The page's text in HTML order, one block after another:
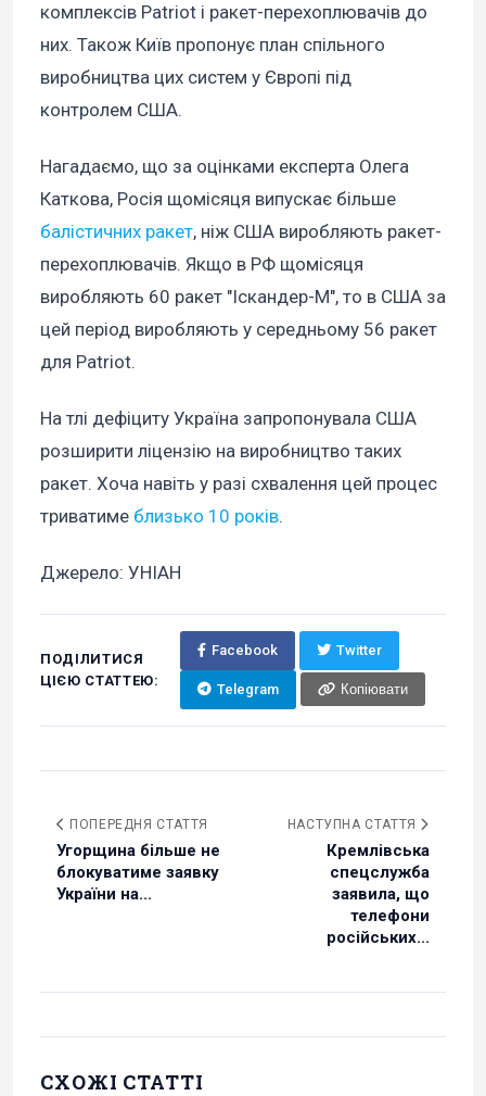
комплексів Patriot і ракет-перехоплювачів до
них. Також Київ пропонує план спільного
виробництва цих систем у Європі під
контролем США.
Нагадаємо, що за оцінками експерта Олега
Каткова, Росія щомісяця випускає більше
балістичних ракет, ніж США виробляють ракет-
перехоплювачів. Якщо в РФ щомісяця
виробляють 60 ракет "Іскандер-М", то в США за
цей період виробляють у середньому 56 ракет
для Patriot.
На тлі дефіциту Україна запропонувала США
розширити ліцензію на виробництво таких
ракет. Хоча навіть у разі схвалення цей процес
триватиме близько 10 років.
Джерело: УНІАН
ПОДІЛИТИСЯ
ЦІЄЮ СТАТТЕЮ:
Facebook Twitter
Telegram Копіювати
ПОПЕРЕДНЯ СТАТТЯ
Угорщина більше не
блокуватиме заявку
України на...
НАСТУПНА СТАТТЯ
Кремлівська
спецслужба
заявила, що
телефони
російських...
СХОЖІ СТАТТІ